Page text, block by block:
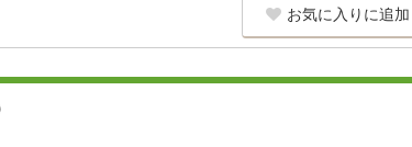
お気に入りに追加